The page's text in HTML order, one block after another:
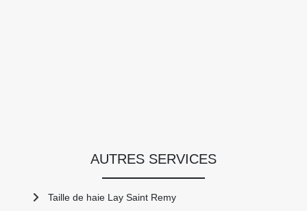
AUTRES SERVICES
Taille de haie Lay Saint Remy